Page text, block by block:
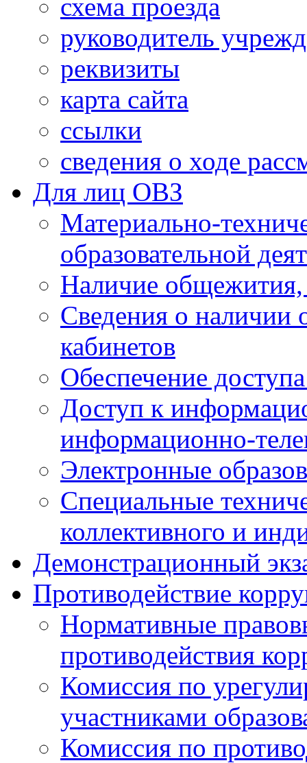
схема проезда
руководитель
реквизиты
карта сайта
ссылки
сведения о ходе
Для лиц ОВЗ
Материально-
образовательной
Наличие общежития,
Сведения о наличии
кабинетов
Обеспечение
Доступ к
информационно-
Электронные
Специальные
коллективного и
Демонстрационный
Противодействие
Нормативные
противодействия
Комиссия по
участниками
Комиссия по